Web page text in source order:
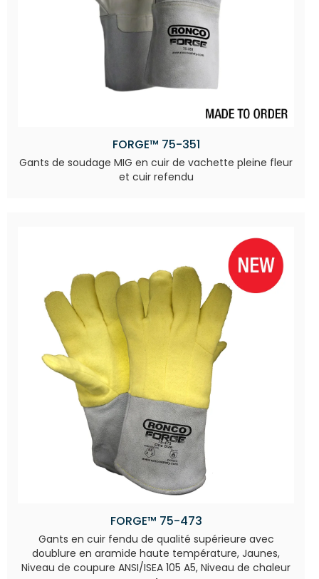
FORGE™ 75-351
Gants de soudage MIG en cuir de vachette pleine fleur
et cuir refendu
FORGE™ 75-473
Gants en cuir fendu de qualité supérieure avec
doublure en aramide haute température, Jaunes,
Niveau de coupure ANSI/ISEA 105 A5, Niveau de chaleur